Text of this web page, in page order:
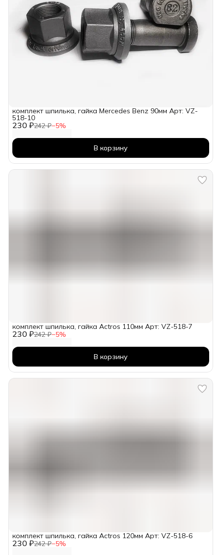
230 ₽242 ₽−5%
комплект шпилька, гайка Mercedes Benz 90мм Арт: VZ-
518-10
В корзину
230 ₽242 ₽−5%
комплект шпилька, гайка Actros 110мм Арт: VZ-518-7
В корзину
230 ₽242 ₽−5%
комплект шпилька, гайка Actros 120мм Арт: VZ-518-6